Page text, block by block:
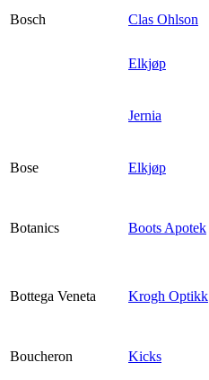
Bosch
Clas Ohlson
Elkjøp
Jernia
Bose Elkjøp
Botanics Boots Apotek
Bottega Veneta Krogh Optikk
Boucheron Kicks